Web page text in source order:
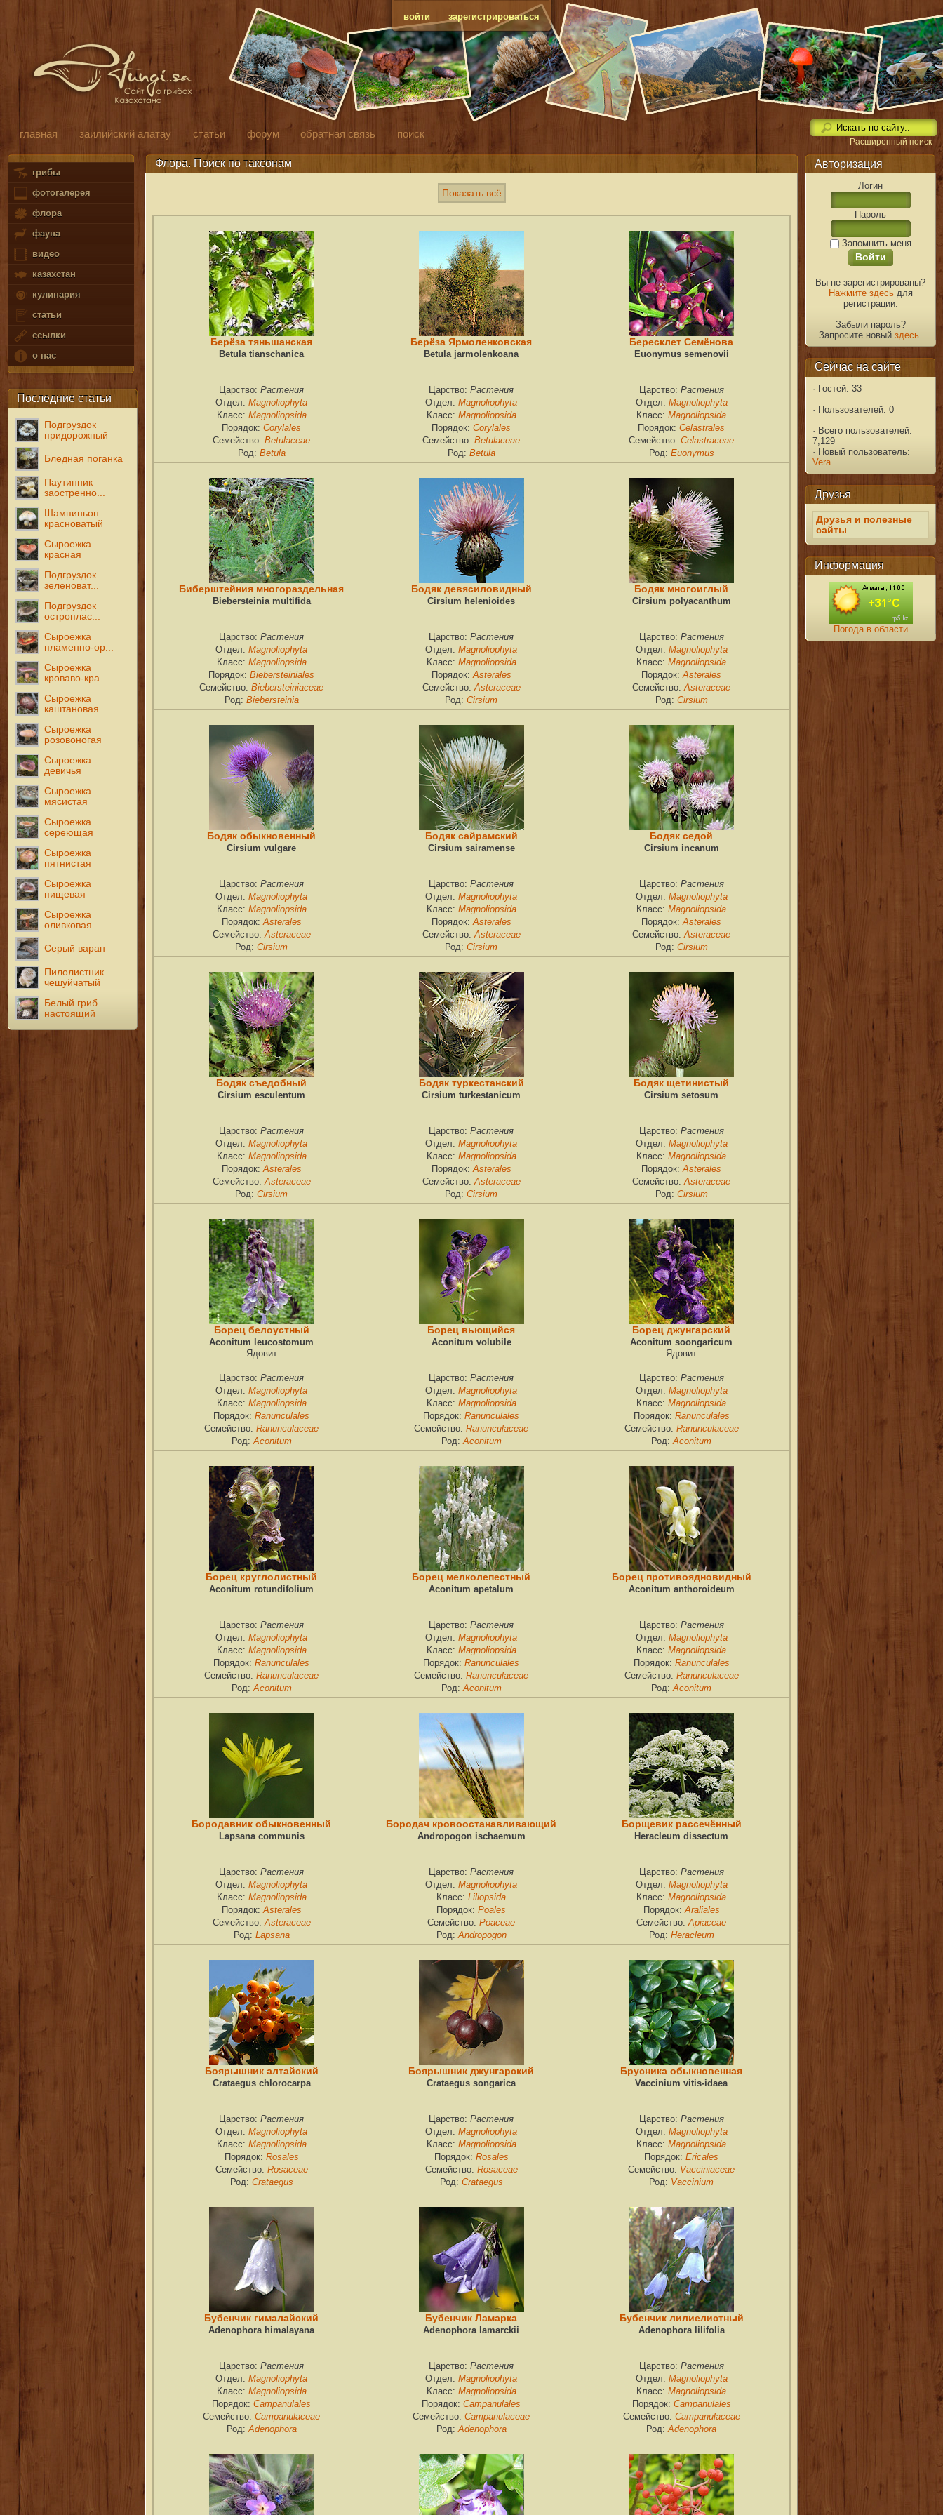
войти зарегистрироваться
главная заилийский алатау статьи форум обратная связь поиск
Расширенный поиск
грибы
фотогалерея
флора
фауна
видео
казахстан
кулинария
статьи
ссылки
о нас
Последние статьи
Подгруздок
придорожный
Бледная поганка
Паутинник
заостренно...
Шампиньон
красноватый
Сыроежка
красная
Подгруздок
зеленоват...
Подгруздок
остроплас...
Сыроежка
пламенно-ор...
Сыроежка
кроваво-кра...
Сыроежка
каштановая
Сыроежка
розовоногая
Сыроежка
девичья
Сыроежка
мясистая
Сыроежка
сереющая
Сыроежка
пятнистая
Сыроежка
пищевая
Сыроежка
оливковая
Серый варан
Пилолистник
чешуйчатый
Белый гриб
настоящий
Авторизация
Логин
Пароль
Запомнить меня
Вы не зарегистрированы?
Нажмите здесьдля
регистрации.
Забыли пароль?
Запросите новыйздесь
Сейчас на сайте
· Гостей: 33
· Пользователей: 0
· Всего пользователей:
7,129
· Новый пользователь:
Vera
Друзья
Друзья и полезные
сайты
Информация
Погода в области
Флора. Поиск по таксонам
Показать всё
Берёза тяньшанская
Betula tianschanica
Царство: Растения
Отдел: Magnoliophyta
Класс: Magnoliopsida
Порядок: Corylales
Семейство: Betulaceae
Род: Betula
Берёза Ярмоленковская
Betula jarmolenkoana
Царство: Растения
Отдел: Magnoliophyta
Класс: Magnoliopsida
Порядок: Corylales
Семейство: Betulaceae
Род: Betula
Бересклет Семёнова
Euonymus semenovii
Царство: Растения
Отдел: Magnoliophyta
Класс: Magnoliopsida
Порядок: Celastrales
Семейство: Celastraceae
Род: Euonymus
Биберштейния многораздельная
Biebersteinia multifida
Царство: Растения
Отдел: Magnoliophyta
Класс: Magnoliopsida
Порядок: Biebersteiniales
Семейство: Biebersteiniaceae
Род: Biebersteinia
Бодяк девясиловидный
Cirsium helenioides
Царство: Растения
Отдел: Magnoliophyta
Класс: Magnoliopsida
Порядок:Asterales
Семейство:Asteraceae
Род: Cirsium
Бодяк многоиглый
Cirsium polyacanthum
Царство: Растения
Отдел: Magnoliophyta
Класс: Magnoliopsida
Порядок:Asterales
Семейство:Asteraceae
Род: Cirsium
Бодяк обыкновенный
Cirsium vulgare
Царство: Растения
Отдел: Magnoliophyta
Класс: Magnoliopsida
Порядок:Asterales
Семейство:Asteraceae
Род: Cirsium
Бодяк сайрамский
Cirsium sairamense
Царство: Растения
Отдел: Magnoliophyta
Класс: Magnoliopsida
Порядок:Asterales
Семейство:Asteraceae
Род: Cirsium
Бодяк седой
Cirsium incanum
Царство: Растения
Отдел: Magnoliophyta
Класс: Magnoliopsida
Порядок:Asterales
Семейство:Asteraceae
Род: Cirsium
Бодяк съедобный
Cirsium esculentum
Царство: Растения
Отдел: Magnoliophyta
Класс: Magnoliopsida
Порядок:Asterales
Семейство:Asteraceae
Род: Cirsium
Бодяк туркестанский
Cirsium turkestanicum
Царство: Растения
Отдел: Magnoliophyta
Класс: Magnoliopsida
Порядок:Asterales
Семейство:Asteraceae
Род: Cirsium
Бодяк щетинистый
Cirsium setosum
Царство: Растения
Отдел: Magnoliophyta
Класс: Magnoliopsida
Порядок:Asterales
Семейство:Asteraceae
Род: Cirsium
Борец белоустный
Aconitum leucostomum
Ядовит
Царство: Растения
Отдел: Magnoliophyta
Класс: Magnoliopsida
Порядок: Ranunculales
Семейство: Ranunculaceae
Род:Aconitum
Борец вьющийся
Aconitum volubile
Царство: Растения
Отдел: Magnoliophyta
Класс: Magnoliopsida
Порядок: Ranunculales
Семейство: Ranunculaceae
Род:Aconitum
Борец джунгарский
Aconitum soongaricum
Ядовит
Царство: Растения
Отдел: Magnoliophyta
Класс: Magnoliopsida
Порядок: Ranunculales
Семейство: Ranunculaceae
Род:Aconitum
Борец круглолистный
Aconitum rotundifolium
Царство: Растения
Отдел: Magnoliophyta
Класс: Magnoliopsida
Порядок: Ranunculales
Семейство: Ranunculaceae
Род:Aconitum
Борец мелколепестный
Aconitum apetalum
Царство: Растения
Отдел: Magnoliophyta
Класс: Magnoliopsida
Порядок: Ranunculales
Семейство: Ranunculaceae
Род:Aconitum
Борец противоядновидный
Aconitum anthoroideum
Царство: Растения
Отдел: Magnoliophyta
Класс: Magnoliopsida
Порядок: Ranunculales
Семейство: Ranunculaceae
Род:Aconitum
Бородавник обыкновенный
Lapsana communis
Царство: Растения
Отдел: Magnoliophyta
Класс: Magnoliopsida
Порядок:Asterales
Семейство:Asteraceae
Род: Lapsana
Бородач кровоостанавливающий
Andropogon ischaemum
Царство: Растения
Отдел: Magnoliophyta
Класс: Liliopsida
Порядок: Poales
Семейство: Poaceae
Род:Andropogon
Борщевик рассечённый
Heracleum dissectum
Царство: Растения
Отдел: Magnoliophyta
Класс: Magnoliopsida
Порядок:Araliales
Семейство:Apiaceae
Род: Heracleum
Боярышник алтайский
Crataegus chlorocarpa
Царство: Растения
Отдел: Magnoliophyta
Класс: Magnoliopsida
Порядок: Rosales
Семейство: Rosaceae
Род: Crataegus
Боярышник джунгарский
Crataegus songarica
Царство: Растения
Отдел: Magnoliophyta
Класс: Magnoliopsida
Порядок: Rosales
Семейство: Rosaceae
Род: Crataegus
Брусника обыкновенная
Vaccinium vitis-idaea
Царство: Растения
Отдел: Magnoliophyta
Класс: Magnoliopsida
Порядок: Ericales
Семейство: Vacciniaceae
Род: Vaccinium
Бубенчик гималайский
Adenophora himalayana
Царство: Растения
Отдел: Magnoliophyta
Класс: Magnoliopsida
Порядок: Campanulales
Семейство: Campanulaceae
Род:Adenophora
Бубенчик Ламарка
Adenophora lamarckii
Царство: Растения
Отдел: Magnoliophyta
Класс: Magnoliopsida
Порядок: Campanulales
Семейство: Campanulaceae
Род:Adenophora
Бубенчик лилиелистный
Adenophora lilifolia
Царство: Растения
Отдел: Magnoliophyta
Класс: Magnoliopsida
Порядок: Campanulales
Семейство: Campanulaceae
Род:Adenophora